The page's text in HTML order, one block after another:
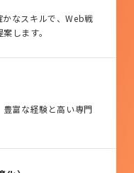
なスキルで、Web戦
します。
富な経験と高い専門